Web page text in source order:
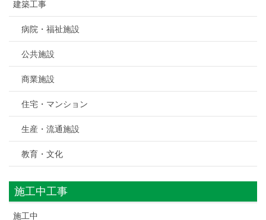
建築工事
病院・福祉施設
公共施設
商業施設
住宅・マンション
生産・流通施設
教育・文化
施工中工事
施工中